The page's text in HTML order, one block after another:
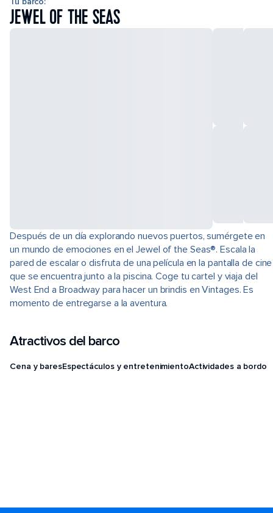
JEWEL OF THE SEAS
Después de un día explorando nuevos puertos, sumérgete en
un mundo de emociones en el Jewel of the Seas®. Escala la
pared de escalar o disfruta de una película en la pantalla de cine
que se encuentra junto a la piscina. Coge tu cartel y viaja del
West End a Broadway para hacer un brindis en Vintages. Es
momento de entregarse a la aventura.
Atractivos del barco
Cena y baresEspectáculos y entretenimientoActividades a bordo